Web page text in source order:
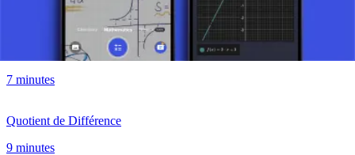
Graphique d'une Fonction Linéaire
7 minutes
Quotient de Différence
9 minutes